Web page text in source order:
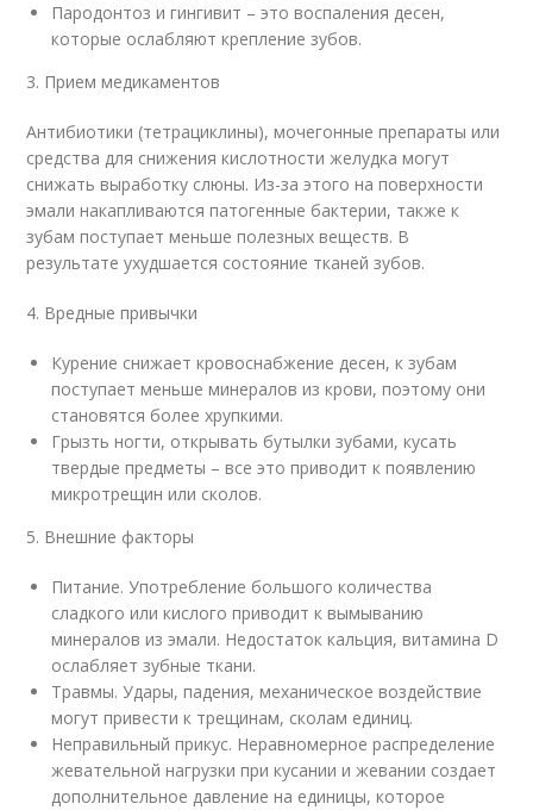
Пародонтоз и гингивит – это воспаления десен,
которые ослабляют крепление зубов.
3. Прием медикаментов
Антибиотики (тетрациклины), мочегонные препараты или
средства для снижения кислотности желудка могут
снижать выработку слюны. Из-за этого на поверхности
эмали накапливаются патогенные бактерии, также к
зубам поступает меньше полезных веществ. В
результате ухудшается состояние тканей зубов.
4. Вредные привычки
Курение снижает кровоснабжение десен, к зубам
поступает меньше минералов из крови, поэтому они
становятся более хрупкими.
Грызть ногти, открывать бутылки зубами, кусать
твердые предметы – все это приводит к появлению
микротрещин или сколов.
5. Внешние факторы
Питание. Употребление большого количества
сладкого или кислого приводит к вымыванию
минералов из эмали. Недостаток кальция, витамина D
ослабляет зубные ткани.
Травмы. Удары, падения, механическое воздействие
могут привести к трещинам, сколам единиц.
Неправильный прикус. Неравномерное распределение
жевательной нагрузки при кусании и жевании создает
дополнительное давление на единицы, которое